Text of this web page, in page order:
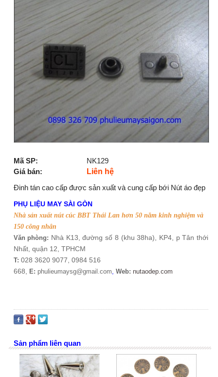
Mã SP:
NK129
Giá bán:
Liên hệ
Đinh tán cao cấp được sản xuất và cung cấp bới Nút áo đẹp
PHỤ LIỆU MAY SÀI GÒN
Nhà sản xuất nút cúc BBT Thái Lan hơn 50 năm kinh nghiệm và
150 công nhân
Văn phòng: Nhà K13, đường số 8 (khu 38ha), KP4, p Tân thới
Nhất, quận 12, TPHCM
T: 028 3620 9077, 0984 516
668, E: phulieumaysg@gmail.com, Web: nutaodep.com
Sản phẩm liên quan